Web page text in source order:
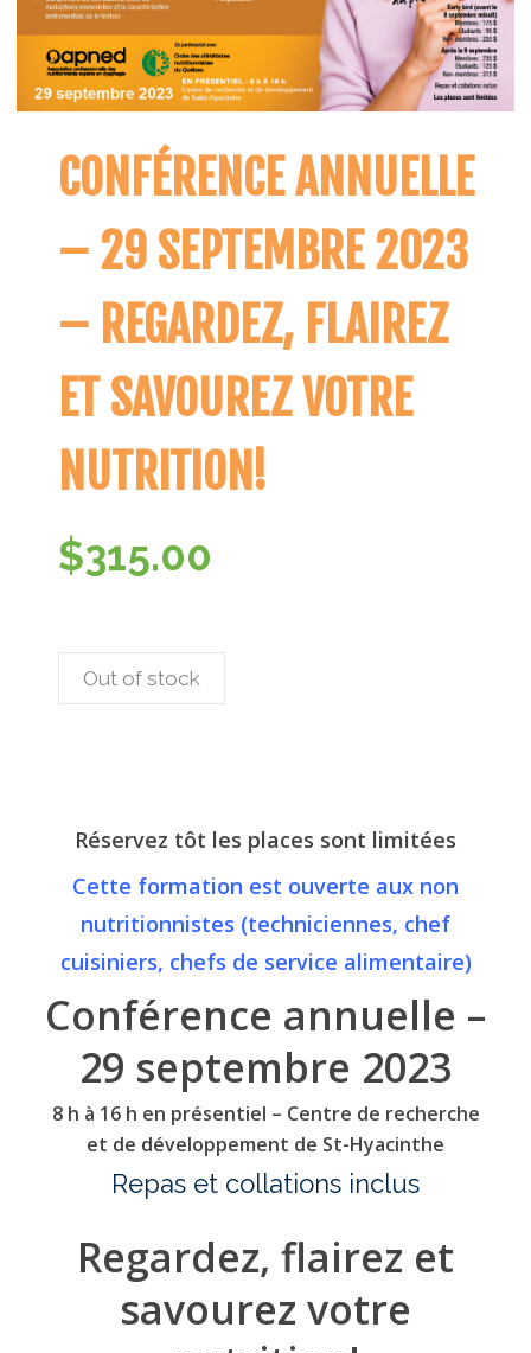
CONFÉRENCE ANNUELLE
– 29 SEPTEMBRE 2023
– REGARDEZ, FLAIREZ
ET SAVOUREZ VOTRE
NUTRITION!
$315.00
Out of stock
Réservez tôt les places sont limitées
Cette formation est ouverte aux non
nutritionnistes (techniciennes, chef
cuisiniers, chefs de service alimentaire)
Conférence annuelle –
29 septembre 2023
8 h à 16 h en présentiel – Centre de recherche
et de développement de St-Hyacinthe
Repas et collations inclus
Regardez, flairez et
savourez votre